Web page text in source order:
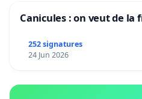
Canicules : on veut de la
252 signatures
24 Jun 2026